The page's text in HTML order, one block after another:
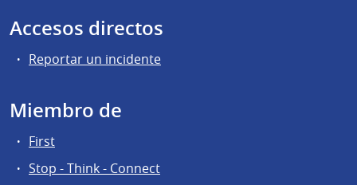
Accesos directos
Reportar un incidente
Miembro de
First
Stop - Think - Connect